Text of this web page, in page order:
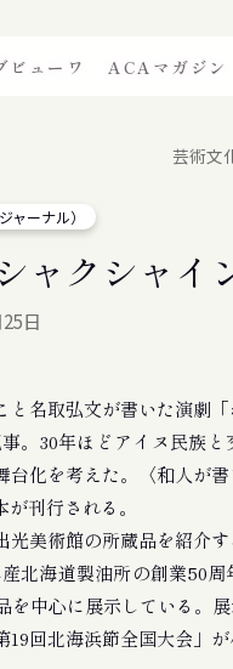
ビューワ ACAマガジン
芸術文
ャーナル）
ャクシャイ
日
名取弘文が書いた演劇「
。30年ほどアイヌ民族
化を考えた。〈和人が
刊行される。
美術館の所蔵品を紹介
北海道製油所の創業50周
中心に展示している。
回北海浜節全国大会」